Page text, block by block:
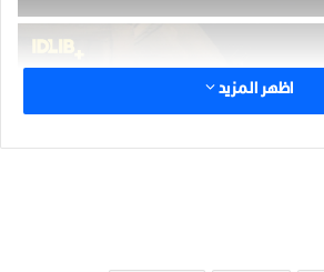
اظهر المزيد